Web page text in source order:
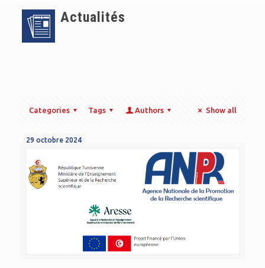
Actualités
Categories Tags Authors Show all
29 octobre 2024